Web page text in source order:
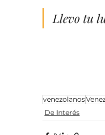
Llevo tu
venezolanos
De Interés